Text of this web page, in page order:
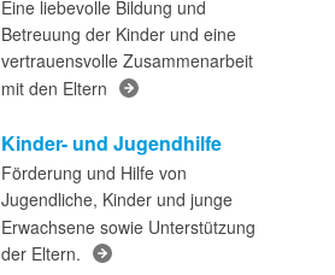
Eine liebevolle Bildung und
Betreuung der Kinder und eine
vertrauensvolle Zusammenarbeit
mit den Eltern
Kinder- und Jugendhilfe
Förderung und Hilfe von
Jugendliche, Kinder und junge
Erwachsene sowie Unterstützung
der Eltern.